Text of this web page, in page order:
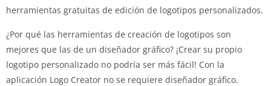
herramientas gratuitas de edición de logotipos personalizados.
¿Por qué las herramientas de creación de logotipos son
mejores que las de un diseñador gráfico? ¡Crear su propio
logotipo personalizado no podría ser más fácil! Con la
aplicación Logo Creator no se requiere diseñador gráfico.